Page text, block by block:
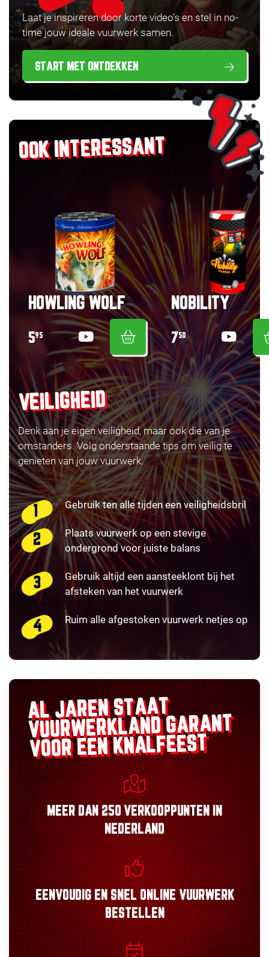
Laat je inspireren door korte video’s en stel in no-
time jouw ideale vuurwerk samen.
START MET ONTDEKKEN
OOK INTERESSANT
HOWLING WOLF
595
NOBILITY
750
VEILIGHEID
Denk aan je eigen veiligheid, maar ook die van je
omstanders. Volg onderstaande tips om veilig te
genieten van jouw vuurwerk.
Gebruik ten alle tijden een veiligheidsbril
Plaats vuurwerk op een stevige
ondergrond voor juiste balans
Gebruik altijd een aansteeklont bij het
afsteken van het vuurwerk
Ruim alle afgestoken vuurwerk netjes op
AL JAREN STAAT
VUURWERKLANDGARANT
VOOR EEN KNALFEEST
MEER DAN 250 VERKOOPPUNTEN
IN
NEDERLAND
EENVOUDIGEN SNEL ONLINE VUURWERK
BESTELLEN